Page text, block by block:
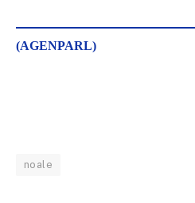
(AGENPARL)
noale